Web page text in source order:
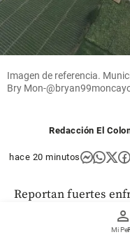
person
Mi
Imagen de referencia.
Bry Mon-
Redacción El
hace 20 minutos
Reportan fuertes
el frente Adán
Farc en Tenerife,